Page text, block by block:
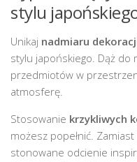
stylu
Unikaj nadmiaru
stylu japońskiego. Dąż do
przedmiotów w
atmosferę.
Stosowanie krzykliwych
możesz popełnić.
stonowane odcienie